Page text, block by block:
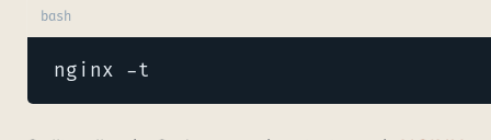
bash
nginx -t